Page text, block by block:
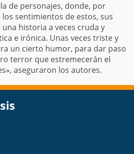
de personajes, donde, por
sentimientos de estos, sus
historia a veces cruda y
e irónica. Unas veces triste y
un cierto humor, para dar paso
terror que estremecerán el
aseguraron los autores.